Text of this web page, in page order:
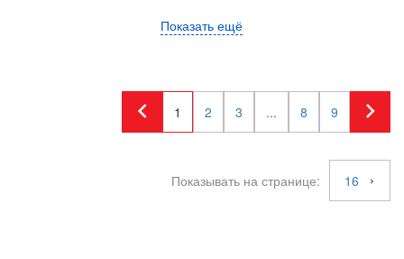
Показать ещё
1 2 3 ... 8 9
Показывать на странице: 16